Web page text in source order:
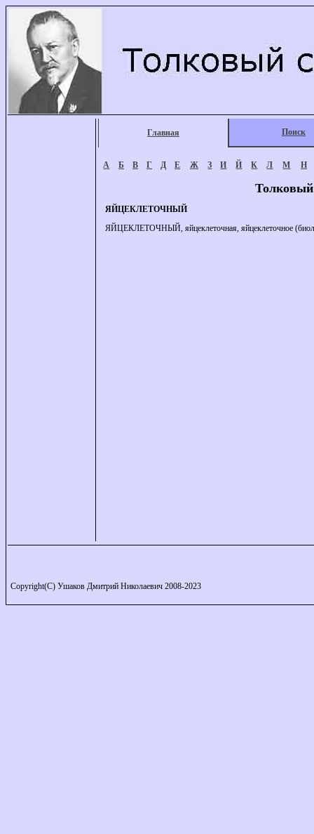
Главная Поиск
А Б В Г Д Е Ж З И Й К Л М Н
ЯЙЦЕКЛЕТОЧНЫЙ
ЯЙЦЕКЛЕТОЧНЫЙ, яйцеклеточная, яйцеклеточное
Copyright(C) Ушаков Дмитрий Николаевич 2008-2023